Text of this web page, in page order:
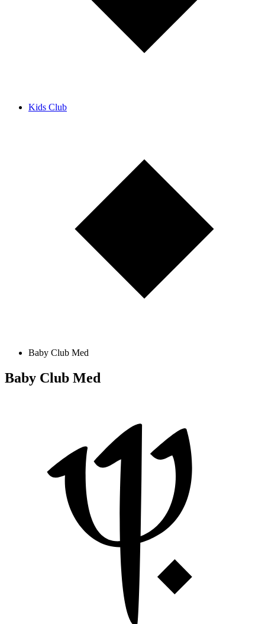
Kids Club
Baby Club Med
Baby Club Med